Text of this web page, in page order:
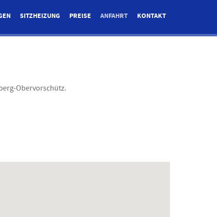
SITZHEIZUNG PREISE ANFAHRT KONTAKT
Obervorschütz.